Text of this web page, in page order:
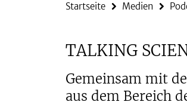
Startseite Medien
TALKING
Gemeinsam mit
aus dem Bereich